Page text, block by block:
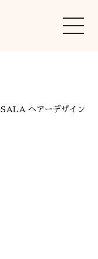
SALA ヘアーデザイン